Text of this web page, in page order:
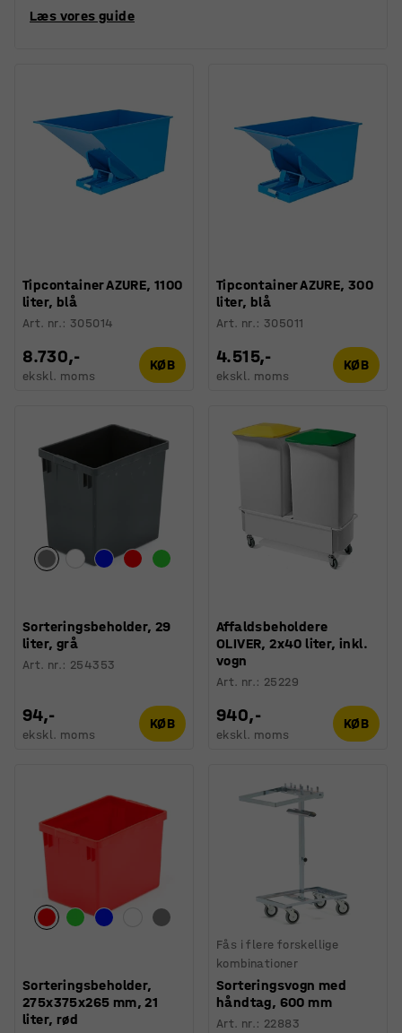
Læs vores guide
Tipcontainer AZURE, 1100
liter, blå
Art. nr.: 305014
8.730,-
ekskl. moms
KØB
Tipcontainer AZURE, 300
liter, blå
Art. nr.: 305011
4.515,-
ekskl. moms
KØB
Sorteringsbeholder, 29
liter, grå
Art. nr.: 254353
94,-
ekskl. moms
KØB
Affaldsbeholdere
OLIVER, 2x40 liter, inkl.
vogn
Art. nr.: 25229
940,-
ekskl. moms
KØB
Sorteringsbeholder,
275x375x265 mm, 21
liter, rød
Fås i flere forskellige
kombinationer
Sorteringsvogn med
håndtag, 600 mm
Art. nr.: 22883